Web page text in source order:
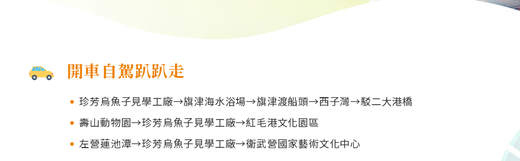
開車自駕趴趴走
珍芳烏魚子見學工廠→旗津海水浴場→旗津渡船頭→西子灣→駁二大港橋
壽山動物園→珍芳烏魚子見學工廠→紅毛港文化園區
左營蓮池潭→珍芳烏魚子見學工廠→衛武營國家藝術文化中心